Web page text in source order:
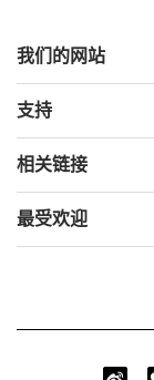
我们的网站
支持
相关链接
最受欢迎